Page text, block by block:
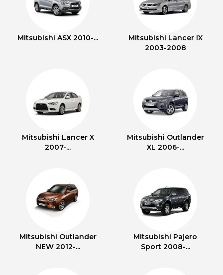
Mitsubishi ASX 2010-...
Mitsubishi Lancer IX
2003-2008
Mitsubishi Lancer X
2007-...
Mitsubishi Outlander
XL 2006-...
Mitsubishi Outlander
NEW 2012-...
Mitsubishi Pajero
Sport 2008-...